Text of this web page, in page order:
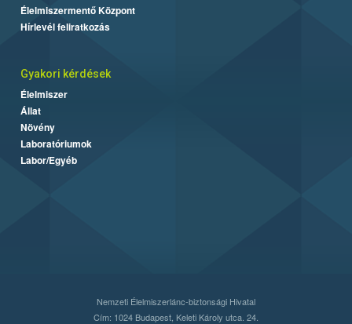
Élelmiszermentő Központ
Hírlevél feliratkozás
Gyakori kérdések
Élelmiszer
Állat
Növény
Laboratóriumok
Labor/Egyéb
Nemzeti Élelmiszerlánc-biztonsági Hivatal
Cím: 1024 Budapest, Keleti Károly utca. 24.